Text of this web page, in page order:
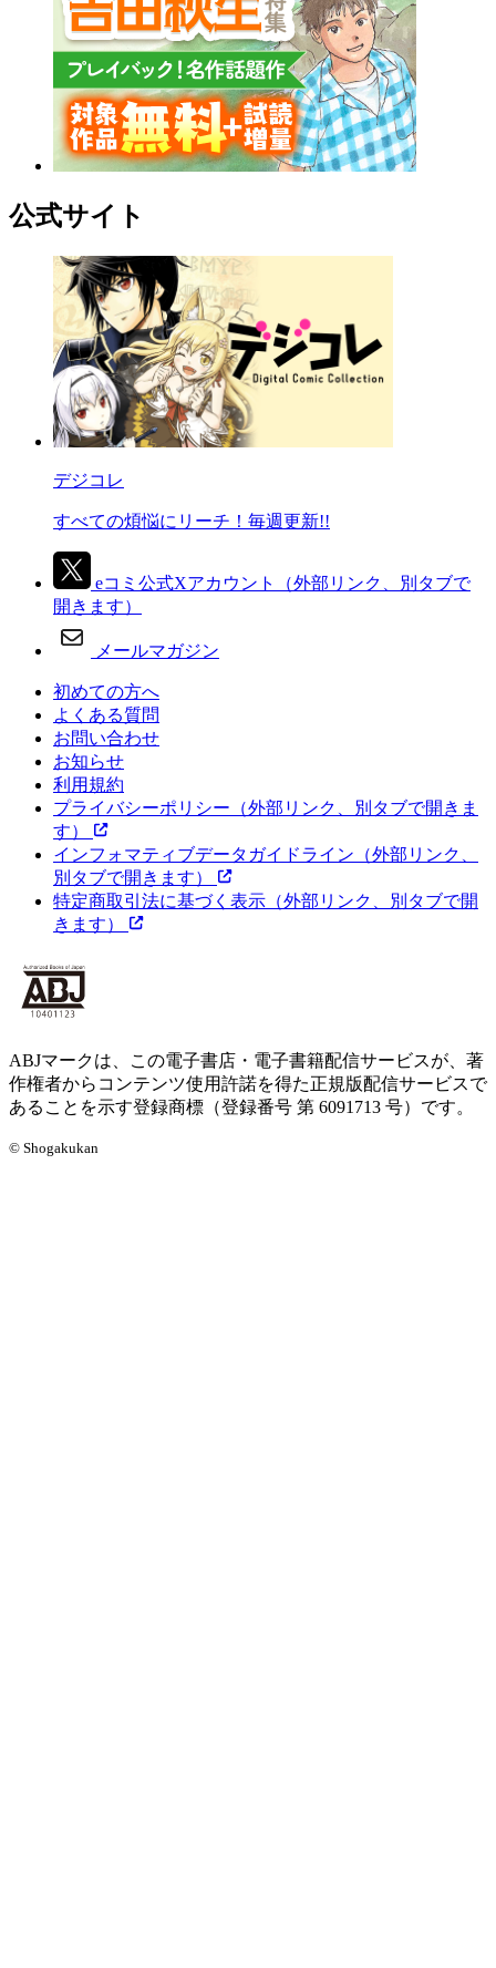
公式サイト
デジコレ
すべての煩悩にリーチ！毎週更新!!
eコミ公式Xアカウント
（外部リンク、別タブで
開きます）
メールマガジン
初めての方へ
よくある質問
お問い合わせ
お知らせ
利用規約
プライバシーポリシー （外部リンク、別タブで開きま
す）
インフォマティブデータガイドライン （外部リンク、
別タブで開きます）
特定商取引法に基づく表示 （外部リンク、別タブで開
きます）
ABJマークは、この電子書店・電子書籍配信サービスが、著
作権者からコンテンツ使用許諾を得た正規版配信サービスで
あることを示す登録商標（登録番号 第 6091713 号）です。
© Shogakukan